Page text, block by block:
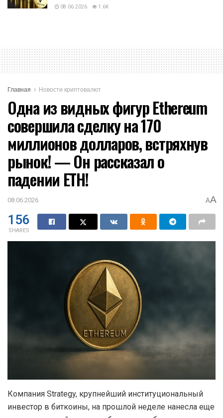
08.06.2026 1.6K
Главная Новости криптовалют
Одна из видных фигур Ethereum
совершила сделку на 170
миллионов долларов, встряхнув
рынок! — Он рассказал о
падении ETH!
08.06.2026 AA
156
SHARES
Компания Strategy, крупнейший институциональный
инвестор в биткоины, на прошлой неделе нанесла еще